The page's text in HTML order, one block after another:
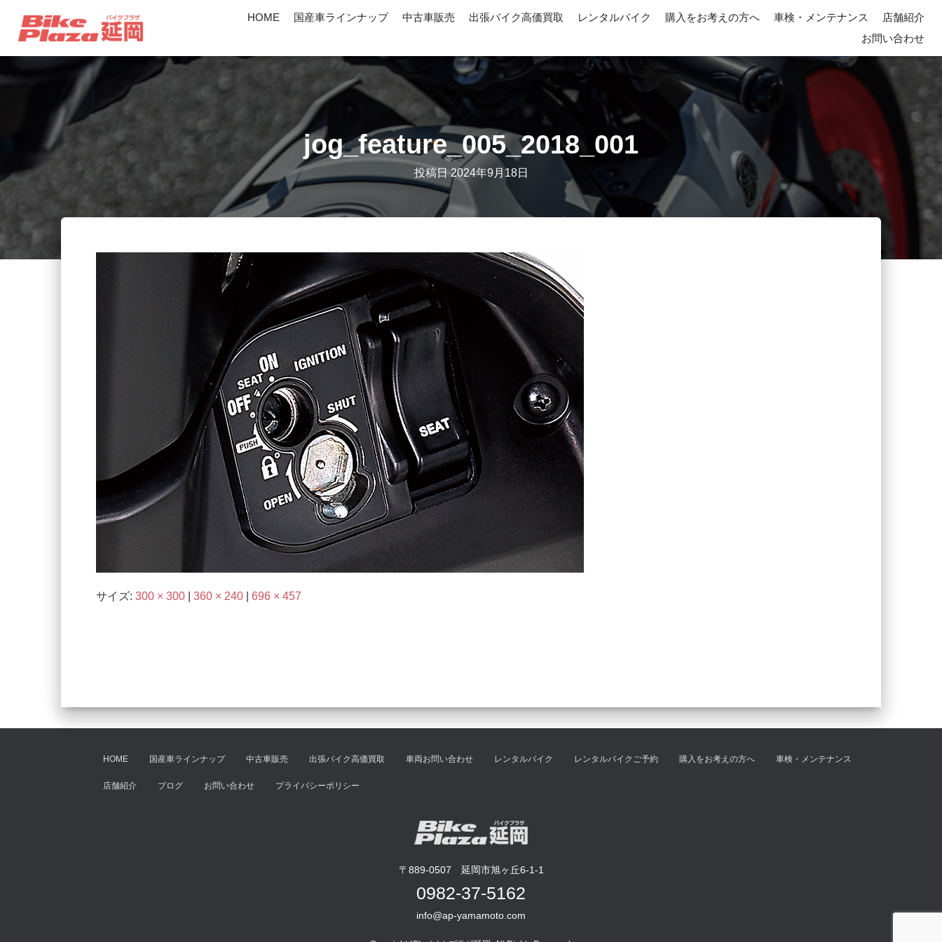
HOME 国産車ラインナップ 中古車販売 出張バイク高価買取 レンタルバイク 購入をお考えの方へ 車検・メンテナンス
店舗紹介
お問い合わせ
jog_feature_005_2018_001
投稿日2024年9月18日
サイズ: 300 × 300 360 × 240 696 × 457
HOME 国産車ラインナップ 中古車販売 出張バイク高価買取 車両お問い合わせ レンタルバイク レンタルバイクご予約 購入をお考えの方へ 車検・メンテナンス
店舗紹介 ブログ お問い合わせ プライバシーポリシー
〒889-0507 延岡市旭ヶ丘6-1-1
0982-37-5162
info@ap-yamamoto.com